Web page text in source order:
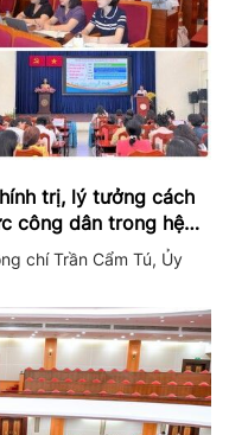
trị, lý tưởng cách
công dân trong hệ
chí Trần Cẩm Tú, Ủy